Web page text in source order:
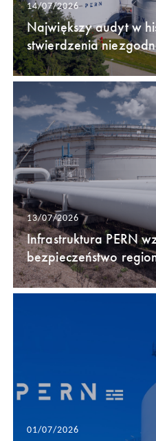
14/07/2026
Największy audyt w
stwierdzenia
13/07/2026
Infrastruktura PERN
bezpieczeństwo
01/07/2026